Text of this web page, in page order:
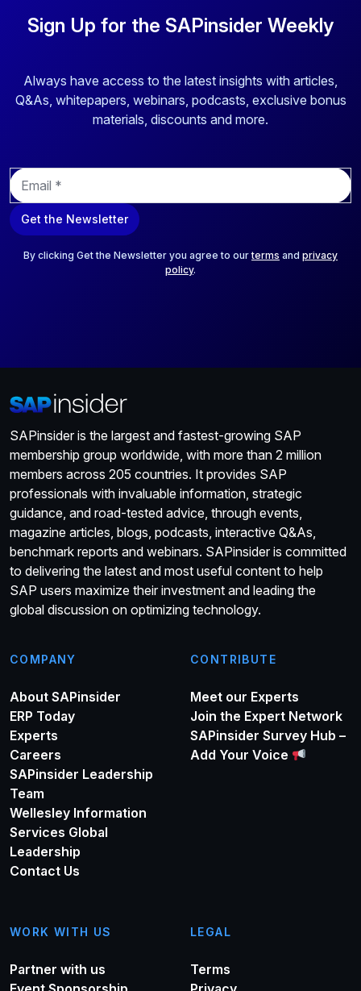
Sign Up for the SAPinsider Weekly
Always have access to the latest insights with articles,
Q&As, whitepapers, webinars, podcasts, exclusive bonus
materials, discounts and more.
E
m
a
i
Get the Newsletter
By clicking Get the Newsletter you agree to ourterms and privacy
policy.
SAPinsider is the largest and fastest-growing SAP
membership group worldwide, with more than 2 million
members across 205 countries. It provides SAP
professionals with invaluable information, strategic
guidance, and road-tested advice, through events,
magazine articles, blogs, podcasts, interactive Q&As,
benchmark reports and webinars. SAPinsider is committed
to delivering the latest and most useful content to help
SAP users maximize their investment and leading the
global discussion on optimizing technology.
COMPANY
About SAPinsider
ERP Today
Experts
Careers
SAPinsider Leadership
Team
Wellesley Information
Services Global
Leadership
Contact Us
CONTRIBUTE
Meet our Experts
Join the Expert Network
SAPinsider Survey Hub –
Add Your Voice
WORK WITH US
Partner with us
LEGAL
Terms